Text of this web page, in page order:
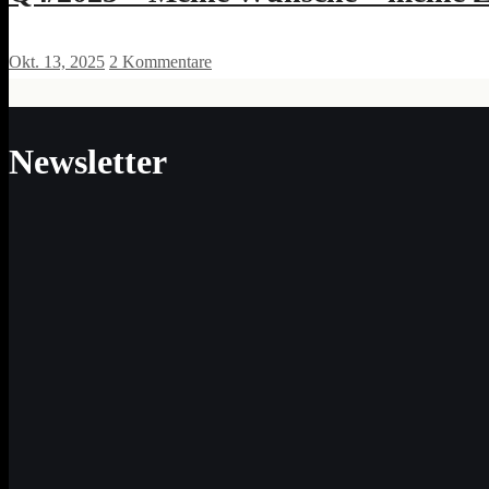
Okt. 13, 2025 2 Kommentare
Newsletter